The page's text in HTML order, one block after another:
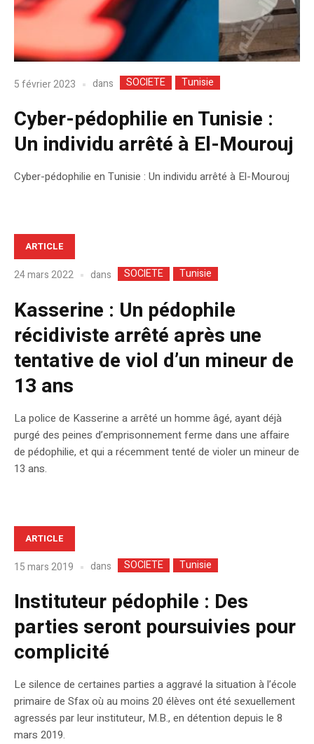
5 février 2023 dans SOCIETE Tunisie
Cyber-pédophilie en Tunisie :
Un individu arrêté à El-Mourouj
Cyber-pédophilie en Tunisie : Un individu arrêté à El-Mourouj
ARTICLE
24 mars 2022 dans SOCIETE Tunisie
Kasserine : Un pédophile
récidiviste arrêté après une
tentative de viol d’un mineur de
13 ans
La police de Kasserine a arrêté un homme âgé, ayant déjà
purgé des peines d’emprisonnement ferme dans une affaire
de pédophilie, et qui a récemment tenté de violer un mineur de
13 ans.
ARTICLE
15 mars 2019 dans SOCIETE Tunisie
Instituteur pédophile : Des
parties seront poursuivies pour
complicité
Le silence de certaines parties a aggravé la situation à l’école
primaire de Sfax où au moins 20 élèves ont été sexuellement
agressés par leur instituteur, M.B., en détention depuis le 8
mars 2019.